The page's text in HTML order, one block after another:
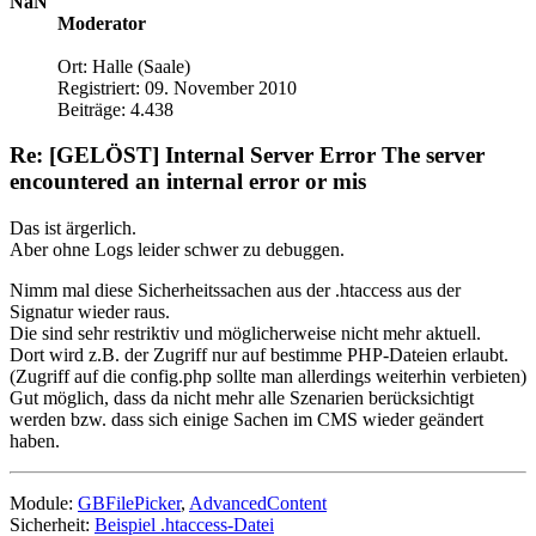
Moderator
Ort: Halle (Saale)
Registriert: 09. November 2010
Beiträge: 4.438
Re: [GELÖST] Internal Server Error The server
encountered an internal error or mis
Das ist ärgerlich.
Aber ohne Logs leider schwer zu debuggen.
Nimm mal diese Sicherheitssachen aus der .htaccess aus der
Signatur wieder raus.
Die sind sehr restriktiv und möglicherweise nicht mehr aktuell.
Dort wird z.B. der Zugriff nur auf bestimme PHP-Dateien erlaubt.
(Zugriff auf die config.php sollte man allerdings weiterhin verbieten)
Gut möglich, dass da nicht mehr alle Szenarien berücksichtigt
werden bzw. dass sich einige Sachen im CMS wieder geändert
haben.
Module: GBFilePicker, AdvancedContent
Sicherheit: Beispiel .htaccess-Datei